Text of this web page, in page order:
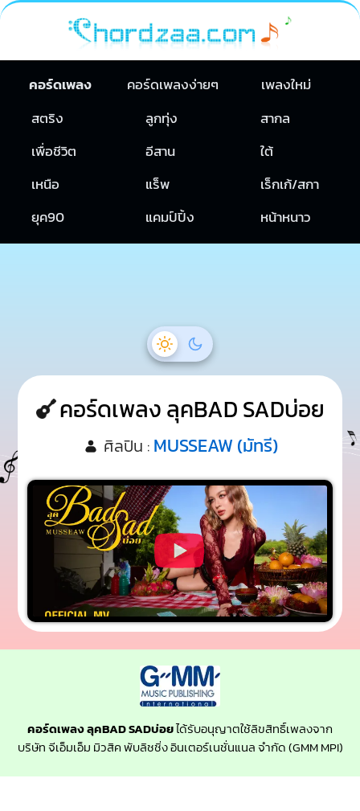
คอร์ดเพลง คอร์ดเพลงง่ายๆ
เพลงใหม่
สตริง
ลูกทุ่ง
สากล
เพื่อชีวิต
อีสาน
ใต้
เหนือ
แร็พ
เร็กเก้/สกา
ยุค90
แคมป์ปิ้ง หน้าหนาว
คอร์ดเพลง ลุคBAD SADบ่อย
ศิลปิน : MUSSEAW (มัทรี)
คอร์ดเพลง ลุคBAD SADบ่อยได้รับอนุญาตใช้ลิขสิทธิ์เพลงจาก
บริษัท จีเอ็มเอ็ม มิวสิค พับลิชชิ่ง อินเตอร์เนชั่นแนล จำกัด (GMM MPI)